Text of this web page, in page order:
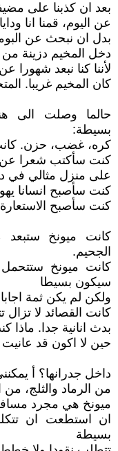
بعد ان كذبنا على
عن اليوم، قمنا انا
بدل ان نبحث عن
دخل المخيم دزينة
لأننا كنا نبعد شهورا
كان المخيم غريبا.
حالما وصلت الى
بسيطة:
كره، غضب، حزن.
كنت سأكتب شعرا عن
على منزل مثالي في
كنت سأصبح انسانا
كنت سأصبح الاستعارة
كانت ميونخ
الجحيم.
كانت ميونخ
سيكون بسيطا
ولكن لم يكن ثمة
كانت القصائد لا
بدث انانية جدا.
حين لا اكون قد
داخل جدرانها؟ أ
من الرماد والثلج،
ميونخ هي مجرد
ان استطعت ان
بسيطة